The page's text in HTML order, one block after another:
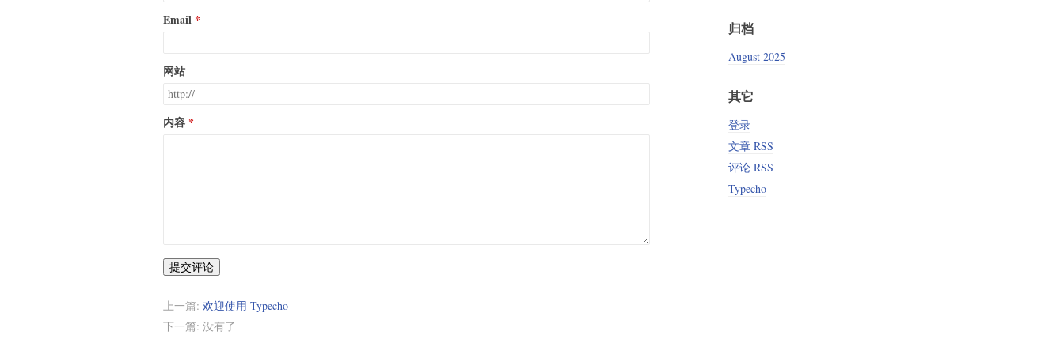
Email
网站
内容
提交评论
上一篇: 欢迎使用 Typecho
下一篇: 没有了
归档
August 2025
其它
登录
文章 RSS
评论 RSS
Typecho